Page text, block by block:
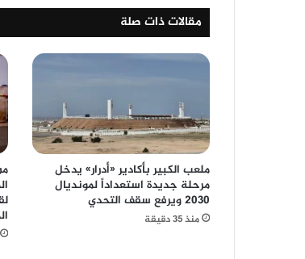
مقالات ذات صلة
ملعب الكبير بأكادير «أدرار» يدخل
مرحلة جديدة استعداداً لمونديال
2030 ويرفع سقف التحدي
منذ 35 دقيقة